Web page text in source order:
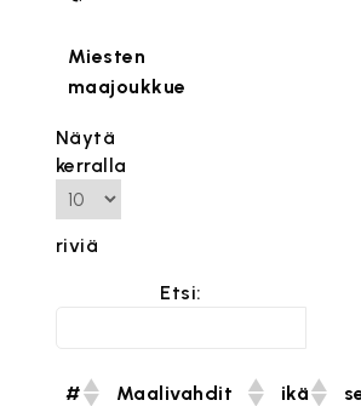
Miesten
maajoukkue
Näytä
kerralla
riviä
Etsi:
# Maalivahdit ikä